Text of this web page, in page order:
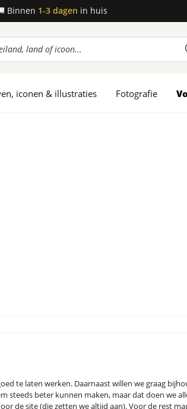
te laten werken. Daarnaast willen we graag
steeds beter kunnen maken, maar dat doen we
de site (die zetten we altijd aan). Voor de rest
Binnen 1-3 dagen in huis
iconen & illustraties Fotografie